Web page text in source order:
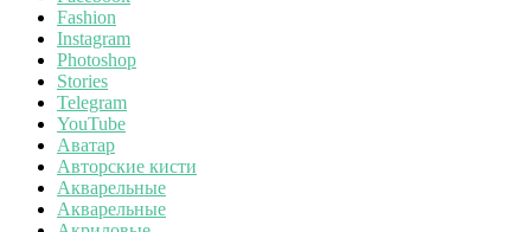
Fashion
Instagram
Photoshop
Stories
Telegram
YouTube
Аватар
Авторские кисти
Акварельные
Акварельные